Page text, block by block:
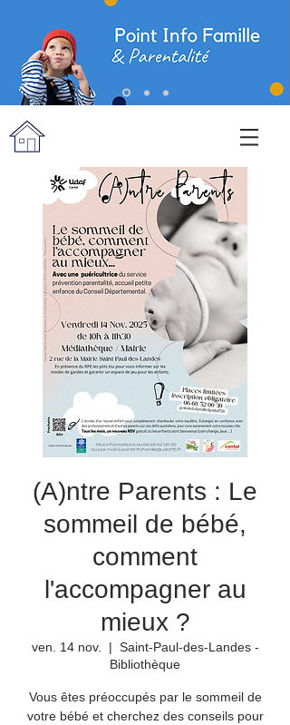
(A)ntre Parents : Le
sommeil de bébé,
comment
l'accompagner au
mieux ?
ven. 14 nov.
  |
Saint-Paul-des-Landes -
Bibliothèque
Vous êtes préoccupés par le sommeil de
votre bébé et cherchez des conseils pour